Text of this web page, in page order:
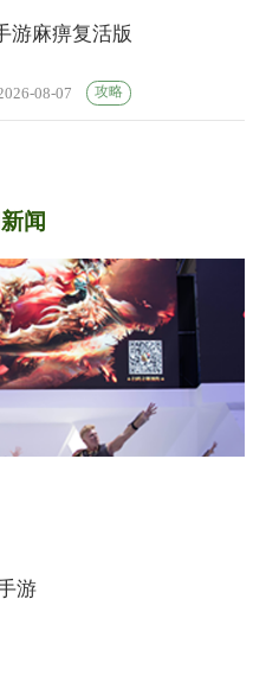
游麻痹复活版
08-07 攻略
闻
游